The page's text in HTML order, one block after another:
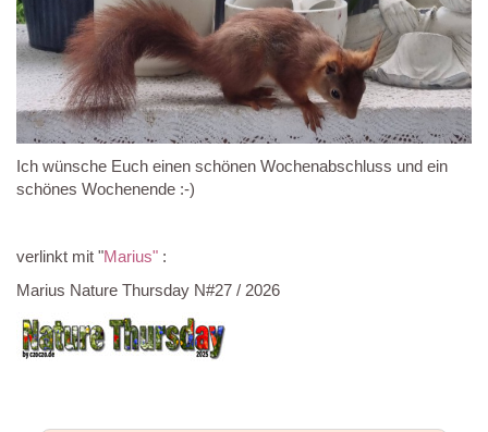
Ich wünsche Euch einen schönen Wochenabschluss und ein
schönes Wochenende :-)
verlinkt mit "Marius" :
Marius Nature Thursday N#27 / 2026